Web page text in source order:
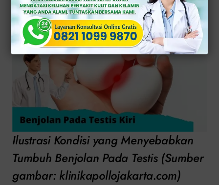
Ilustrasi Kondisi yang Menyebabkan
Tumbuh Benjolan Pada Testis (Sumber
gambar: klinikapollojakarta.com)